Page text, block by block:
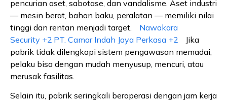
pencurian aset, sabotase, dan vandalisme. Aset industri
— mesin berat, bahan baku, peralatan — memiliki nilai
tinggi dan rentan menjadi target.
Nawakara
Security +2 PT. Camar Indah Jaya Perkasa +2
Jika
pabrik tidak dilengkapi sistem pengawasan memadai,
pelaku bisa dengan mudah menyusup, mencuri, atau
merusak fasilitas.
Selain itu, pabrik seringkali beroperasi dengan jam kerja